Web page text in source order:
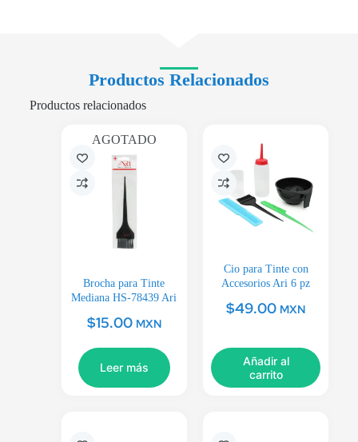
Productos Relacionados
Productos relacionados
AGOTADO
Brocha para Tinte
Mediana HS-78439 Ari
$15.00 MXN
Leer más
Cio para Tinte con
Accesorios Ari 6 pz
$49.00 MXN
Añadir al
carrito